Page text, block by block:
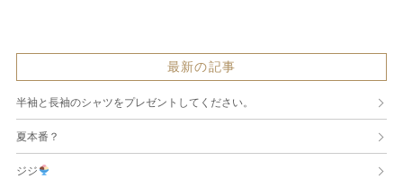
最新の記事
半袖と長袖のシャツをプレゼントしてください。
夏本番？
ジジ